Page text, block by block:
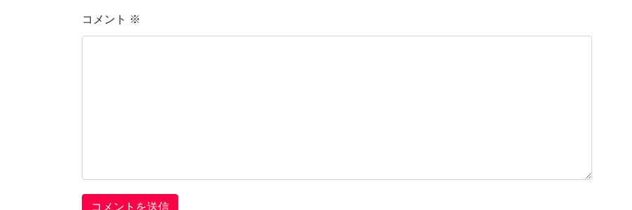
コメント ※